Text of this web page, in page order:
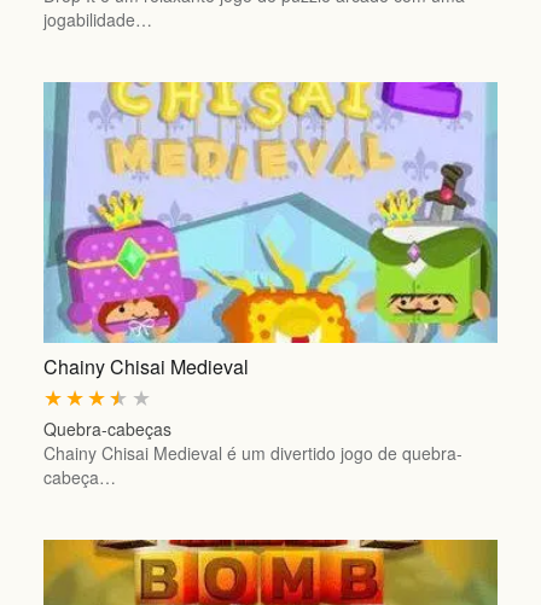
jogabilidade…
Chainy Chisai Medieval
★
★
★
★
★
Quebra-cabeças
Chainy Chisai Medieval é um divertido jogo de quebra-
cabeça…